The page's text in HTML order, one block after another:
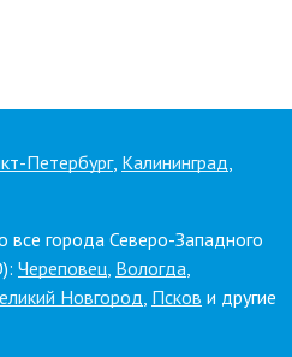
Петербург, Калининград,
все города Северо-Западного
Череповец, Вологда,
Новгород, Псков и другие